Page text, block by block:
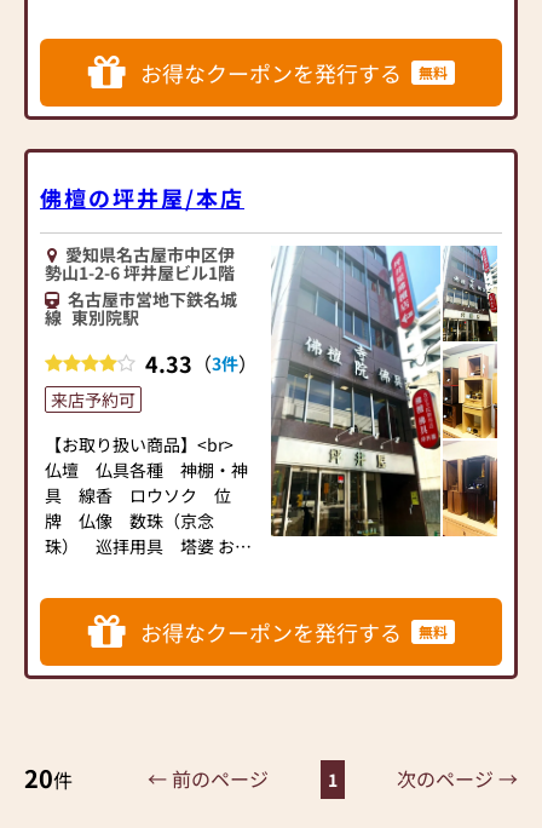
て、安心と品質を大切に、
皆様のご供養をお手伝いし
ております。
持つスタッフをはじめ、伝
統工芸士、JSIAお墓ディレ
クター、京念珠製造師、ア
ロマテラピー検定1級などの
資格を持つ専門スタッフが
在籍しております。お位牌
に彫刻し、ご要望にきめ細
かく対応いたします。ま
た、真宗大谷派名古屋教区
の教化委員や寺院活動など
地域文化の継承にも積極的
に関わり、知識と心を込め
てお客様に寄り添ったご案
内を心がけております。
よろしくお願いします。
お得なクーポンを発行する 無料
佛檀の坪井屋/本店
愛知県名古屋市中区伊
勢山1-2-6 坪井屋ビル1階
名古屋市営地下鉄名城
線 東別院駅
4.33 （3件）
来店予約可
【お取り扱い商品】<br>
仏壇 仏具各種 神棚・神
具 線香 ロウソク 位
牌 仏像 数珠（京念
珠） 巡拝用具 塔婆 お
香道具 掛軸 表装（軸
額）ペット仏壇など<br>
仏壇の修理・お洗濯・リフ
壇の移動や処分、お預かり
お得なクーポンを発行する 無料
20件 ← 前のページ 1 次のページ →